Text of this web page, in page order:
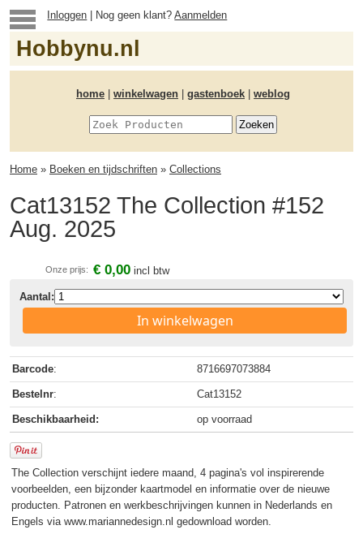
Inloggen | Nog geen klant?Aanmelden
Hobbynu.nl
home winkelwagen gastenboek weblog
Home » Boeken en tijdschriften » Collections
Cat13152 The Collection #152
Aug. 2025
Onze prijs: € 0,00 incl btw
Aantal:
In winkelwagen
Barcode: 8716697073884
Bestelnr: Cat13152
Beschikbaarheid: op voorraad
The Collection verschijnt iedere maand, 4 pagina's vol inspirerende
voorbeelden, een bijzonder kaartmodel en informatie over de nieuwe
producten. Patronen en werkbeschrijvingen kunnen in Nederlands en
Engels via www.mariannedesign.nl gedownload worden.